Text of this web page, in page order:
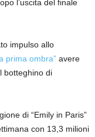
l’uscita del finale
impulso allo
prima ombra” avere
botteghino di
di “Emily in Paris”
con 13,3 milioni